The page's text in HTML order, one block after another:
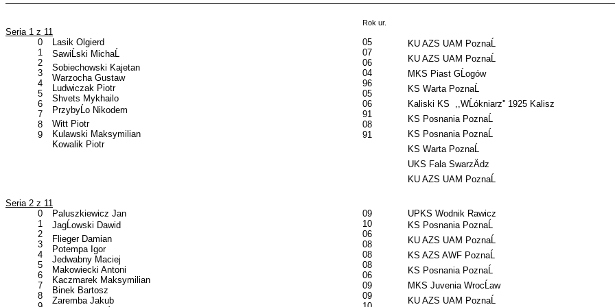
Rok ur.
Seria 1 z 11
0
1
2
3
4
5
6
7
8
9
Lasik Olgierd
SawiĹski MichaĹ
Sobiechowski Kajetan
Warzocha Gustaw
Ludwiczak Piotr
Shvets Mykhailo
PrzybyĹo Nikodem
Witt Piotr
Kulawski Maksymilian
Kowalik Piotr
05
07
06
04
96
05
06
91
08
91
KU AZS UAM PoznaĹ
KU AZS UAM PoznaĹ
MKS Piast GĹogów
KS Warta PoznaĹ
Kaliski KS ,,WĹókniarz'' 1925 Kalisz
KS Posnania PoznaĹ
KS Posnania PoznaĹ
KS Warta PoznaĹ
UKS Fala SwarzÄdz
KU AZS UAM PoznaĹ
Seria 2 z 11
0
1
2
3
4
5
6
7
8
Paluszkiewicz Jan
JagĹowski Dawid
Flieger Damian
Potempa Igor
Jedwabny Maciej
Makowiecki Antoni
Kaczmarek Maksymilian
Binek Bartosz
Zaremba Jakub
09
10
06
08
08
08
06
09
09
UPKS Wodnik Rawicz
KS Posnania PoznaĹ
KU AZS UAM PoznaĹ
KS AZS AWF PoznaĹ
KS Posnania PoznaĹ
MKS Juvenia WrocĹaw
KU AZS UAM PoznaĹ